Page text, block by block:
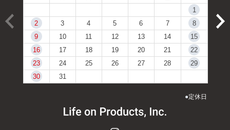
1
2
3 4 5 6 7
8
9
10 11 12 13 14
15
16
17 18 19 20 21
22
23
24 25 26 27 28
29
30
31
●定休日